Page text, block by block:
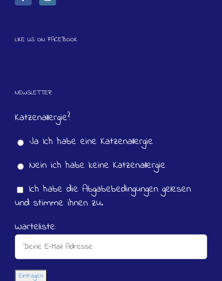
LIKE US ON FACEBOOK
NEWSLETTER
Katzenallergie?
Ja Ich habe eine Katzenallergie
Nein ich habe keine Katzenallergie
Ich habe die Abgabebedingungen gelesen
und stimme ihnen zu.
Warteliste: